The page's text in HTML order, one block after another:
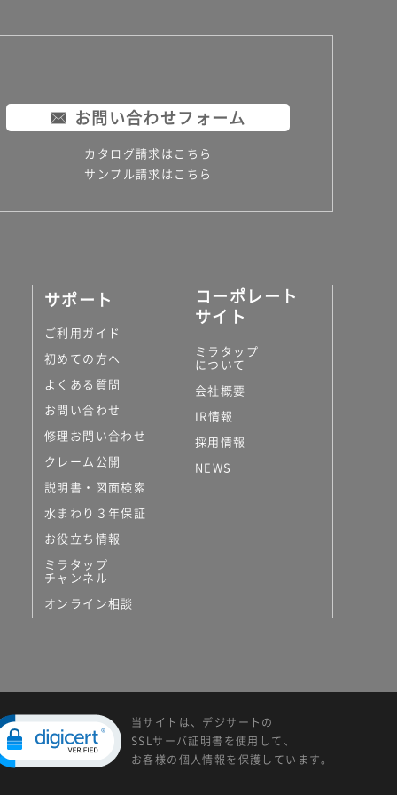
お問い合わせフォーム
カタログ請求はこちら
サンプル請求はこちら
サポート
ご利用ガイド
初めての方へ
よくある質問
お問い合わせ
修理お問い合わせ
クレーム公開
説明書・図面検索
水まわり３年保証
お役立ち情報
ミラタップ
チャンネル
オンライン相談
コーポレート
サイト
ミラタップ
について
会社概要
IR情報
採用情報
NEWS
当サイトは、デジサートの
SSLサーバ証明書を使用して、
お客様の個人情報を保護しています。